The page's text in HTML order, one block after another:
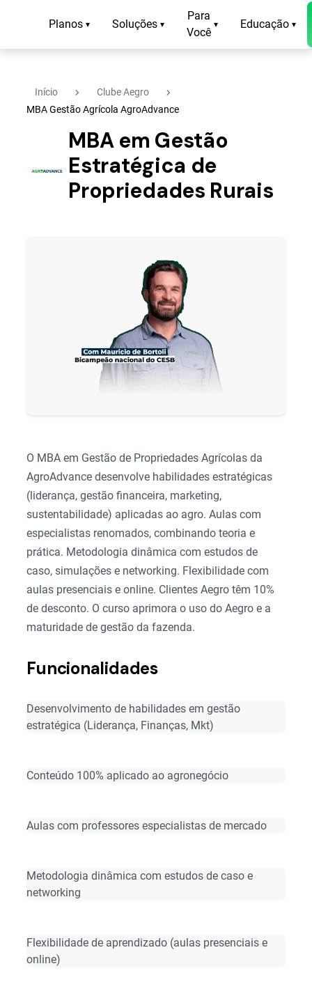
Planos ▾ Soluções ▾
Para
Você
▾ Educação ▾
Início navigate_next Clube Aegro navigate_next
MBA Gestão Agrícola AgroAdvance
MBA em Gestão
Estratégica de
Propriedades Rurais
O MBA em Gestão de Propriedades Agrícolas da
AgroAdvance desenvolve habilidades estratégicas
(liderança, gestão financeira, marketing,
sustentabilidade) aplicadas ao agro. Aulas com
especialistas renomados, combinando teoria e
prática. Metodologia dinâmica com estudos de
caso, simulações e networking. Flexibilidade com
aulas presenciais e online. Clientes Aegro têm 10%
de desconto. O curso aprimora o uso do Aegro e a
maturidade de gestão da fazenda.
Funcionalidades
Desenvolvimento de habilidades em gestão
estratégica (Liderança, Finanças, Mkt)
Conteúdo 100% aplicado ao agronegócio
Aulas com professores especialistas de mercado
Metodologia dinâmica com estudos de caso e
networking
Flexibilidade de aprendizado (aulas presenciais e
online)